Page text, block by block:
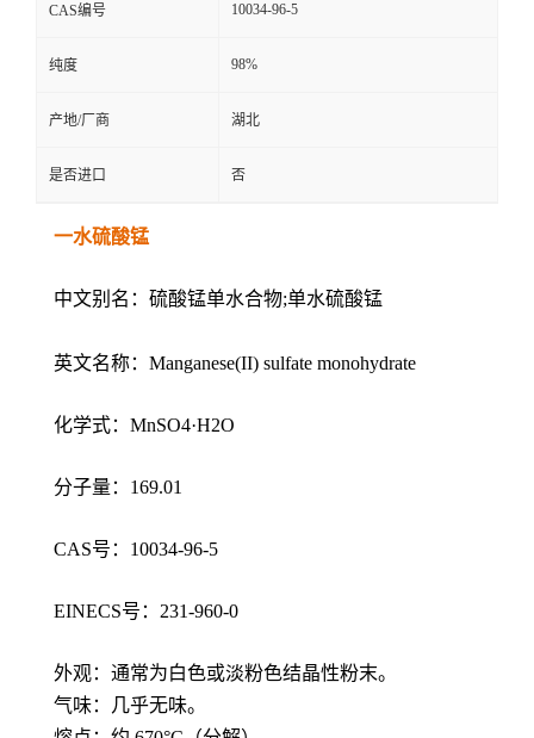
CAS编号 10034-96-5
纯度 98%
产地/厂商 湖北
是否进口 否
一水硫酸锰
中文别名：硫酸锰单水合物;单水硫酸锰
英文名称：Manganese(II) sulfate monohydrate
化学式：MnSO4·H2O
分子量：169.01
CAS号：10034-96-5
EINECS号：231-960-0
外观：通常为白色或淡粉色结晶性粉末。
气味：几乎无味。